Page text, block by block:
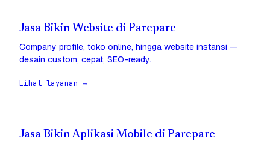
Jasa Bikin Website di Parepare
Company profile, toko online, hingga website instansi —
desain custom, cepat, SEO-ready.
Lihat layanan →
Jasa Bikin Aplikasi Mobile di Parepare